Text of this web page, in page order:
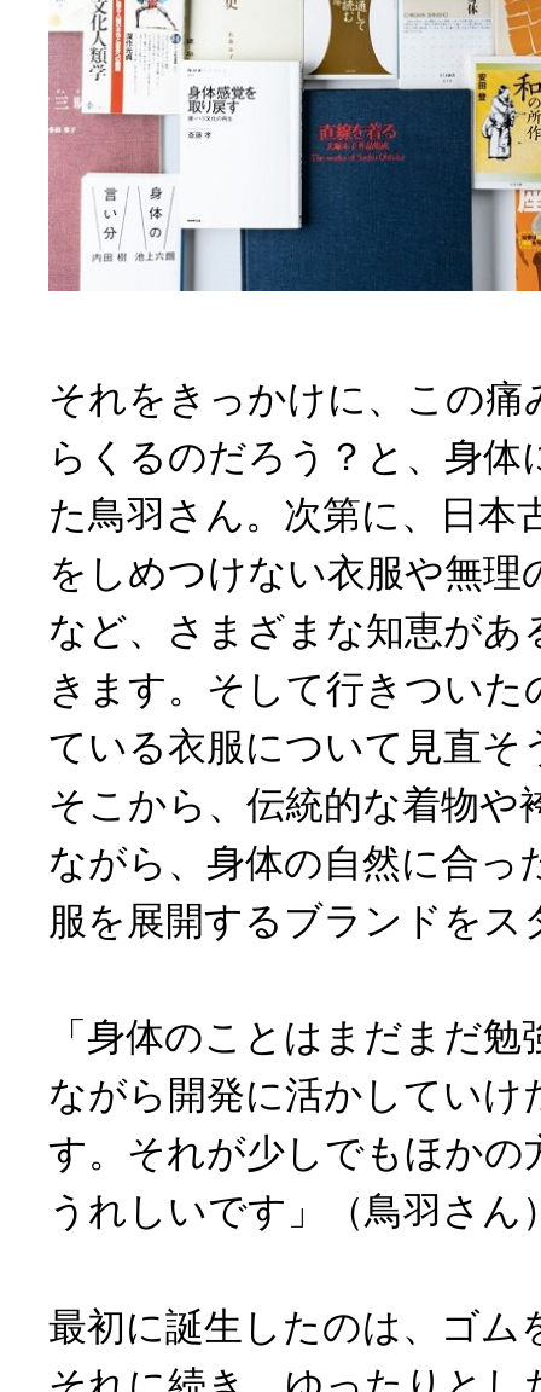
それをきっかけに、この痛
らくるのだろう？と、身体
た鳥羽さん。次第に、日本
をしめつけない衣服や無理
など、さまざまな知恵があ
きます。そして行きつい
ている衣服について見直そ
そこから、伝統的な着物や
ながら、身体の自然に合っ
服を展開するブランドをス
「身体のことはまだまだ
ながら開発に活かしていけ
す。それが少しでもほかの
うれしいです」（鳥羽さん
最初に誕生したのは、ゴム